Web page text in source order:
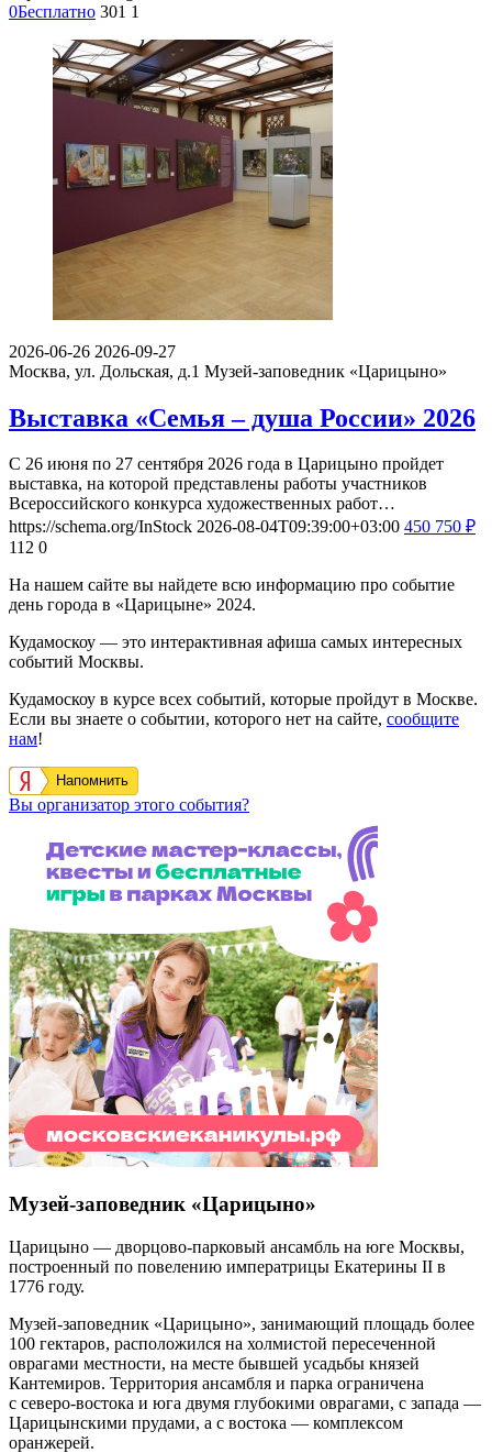
0Бесплатно 301 1
2026-06-26 2026-09-27
Москва, ул. Дольская, д.1 Музей-заповедник «Царицыно»
Выставка «Семья – душа России» 2026
С 26 июня по 27 сентября 2026 года в Царицыно пройдет
выставка, на которой представлены работы участников
Всероссийского конкурса художественных работ…
https://schema.org/InStock 2026-08-04T09:39:00+03:00 450 750 ₽
112 0
На нашем сайте вы найдете всю информацию про событие
день города в «Царицыне» 2024.
Кудамоскоу — это интерактивная афиша самых интересных
событий Москвы.
Кудамоскоу в курсе всех событий, которые пройдут в Москве.
Если вы знаете о событии, которого нет на сайте, сообщите
нам!
Напомнить
Вы организатор этого события?
Музей-заповедник «Царицыно»
Царицыно — дворцово-парковый ансамбль на юге Москвы,
построенный по повелению императрицы Екатерины II в
1776 году.
Музей-заповедник «Царицыно», занимающий площадь более
100 гектаров, расположился на холмистой пересеченной
оврагами местности, на месте бывшей усадьбы князей
Кантемиров. Территория ансамбля и парка ограничена
с северо-востока и юга двумя глубокими оврагами, с запада —
Царицынскими прудами, а с востока — комплексом
оранжерей.